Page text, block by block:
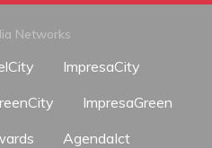
Networks
ImpresaCity
ImpresaGreen
AgendaIct